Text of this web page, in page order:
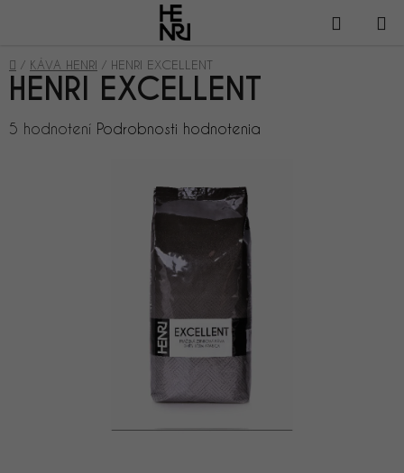
Domov
/ KÁVA HENRI / HENRI EXCELLENT
HENRI EXCELLENT
Priemerné
5 hodnotení Podrobnosti hodnotenia